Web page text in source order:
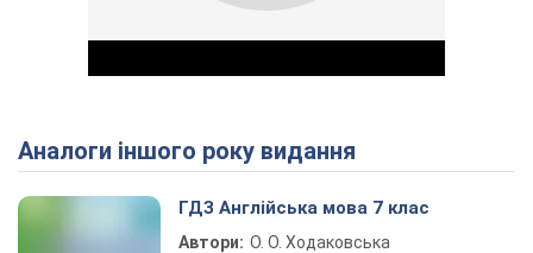
Play Video
Аналоги іншого року видання
ГДЗ Англійська мова 7 клас
Автори: О. О. Ходаковська